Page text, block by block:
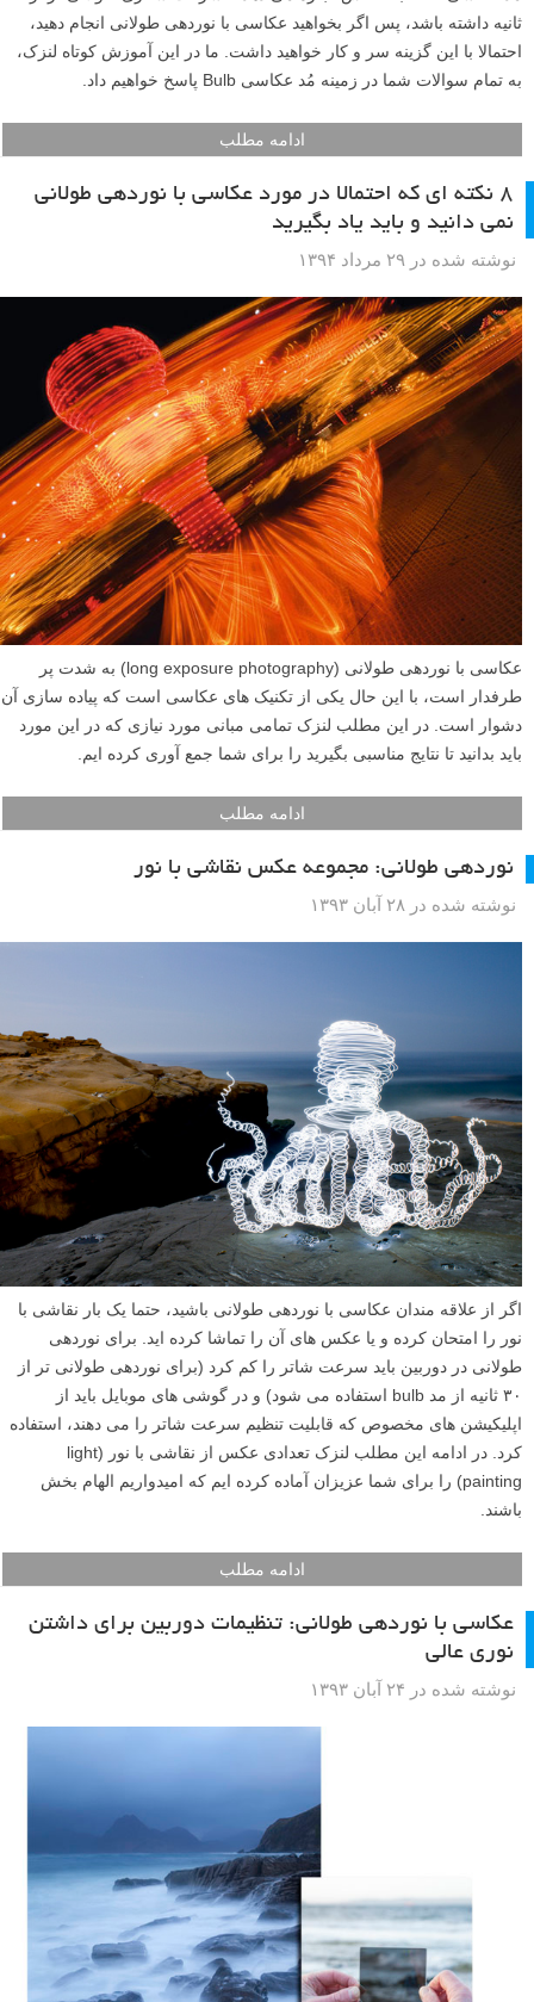
ثانیه داشته باشد، پس اگر بخواهید عکاسی با نوردهی طولانی انجام دهید،
احتمالا با این گزینه سر و کار خواهید داشت. ما در این آموزش کوتاه لنزک،
به تمام سوالات شما در زمینه مُد عکاسی Bulb پاسخ خواهیم داد.
ادامه مطلب
۸ نکته ای که احتمالا در مورد عکاسی با نوردهی طولانی
نمی دانید و باید یاد بگیرید
نوشته شده در ۲۹ مرداد ۱۳۹۴
عکاسی با نوردهی طولانی (long exposure photography) به شدت پر
طرفدار است، با این حال یکی از تکنیک های عکاسی است که پیاده سازی آن
دشوار است. در این مطلب لنزک تمامی مبانی مورد نیازی که در این مورد
باید بدانید تا نتایج مناسبی بگیرید را برای شما جمع آوری کرده ایم.
ادامه مطلب
نوردهی طولانی: مجموعه عکس نقاشی با نور
نوشته شده در ۲۸ آبان ۱۳۹۳
اگر از علاقه مندان عکاسی با نوردهی طولانی باشید، حتما یک بار نقاشی با
نور را امتحان کرده و یا عکس های آن را تماشا کرده اید. برای نوردهی
طولانی در دوربین باید سرعت شاتر را کم کرد (برای نوردهی طولانی تر از
۳۰ ثانیه از مد bulb استفاده می شود) و در گوشی های موبایل باید از
اپلیکیشن های مخصوص که قابلیت تنظیم سرعت شاتر را می دهند، استفاده
کرد. در ادامه این مطلب لنزک تعدادی عکس از نقاشی با نور (light
painting) را برای شما عزیزان آماده کرده ایم که امیدواریم الهام بخش
باشند.
ادامه مطلب
عکاسی با نوردهی طولانی: تنظیمات دوربین برای داشتن
نوری عالی
نوشته شده در ۲۴ آبان ۱۳۹۳